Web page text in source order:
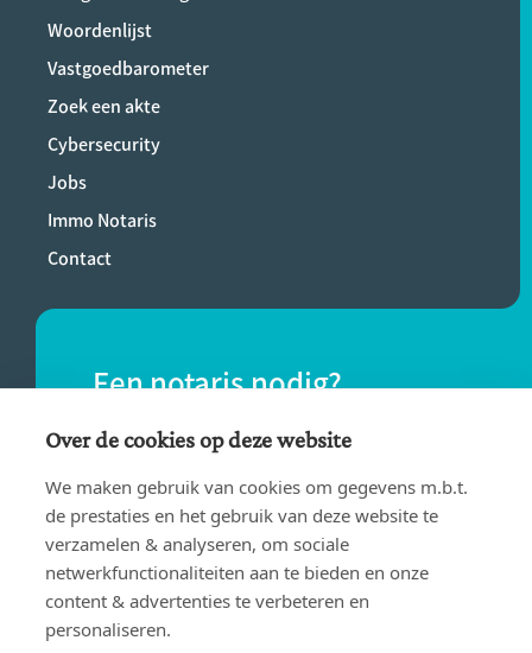
Woordenlijst
Vastgoedbarometer
Zoek een akte
Cybersecurity
Jobs
Immo Notaris
Contact
Een notaris nodig?
Vind eenvoudig een notaris bij jou in de
buurt.
VIND EEN NOTARIS
Over de cookies op deze website
We maken gebruik van cookies om gegevens m.b.t.
de prestaties en het gebruik van deze website te
verzamelen & analyseren, om sociale
netwerkfunctionaliteiten aan te bieden en onze
content & advertenties te verbeteren en
personaliseren.